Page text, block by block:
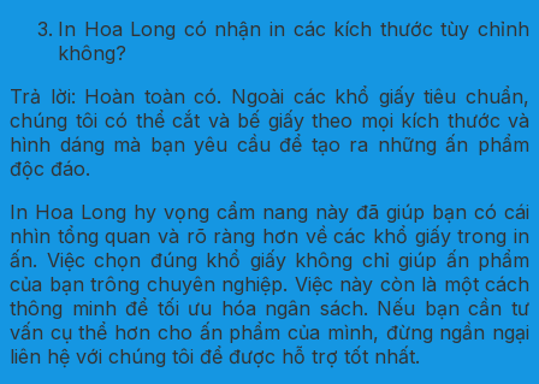
In Hoa Long có nhận in các kích thước tùy chỉnh
không?
Trả lời: Hoàn toàn có. Ngoài các khổ giấy tiêu chuẩn,
chúng tôi có thể cắt và bế giấy theo mọi kích thước và
hình dáng mà bạn yêu cầu để tạo ra những ấn phẩm
độc đáo.
In Hoa Long hy vọng cẩm nang này đã giúp bạn có cái
nhìn tổng quan và rõ ràng hơn về các khổ giấy trong in
ấn. Việc chọn đúng khổ giấy không chỉ giúp ấn phẩm
của bạn trông chuyên nghiệp. Việc này còn là một cách
thông minh để tối ưu hóa ngân sách. Nếu bạn cần tư
vấn cụ thể hơn cho ấn phẩm của mình, đừng ngần ngại
liên hệ với chúng tôi để được hỗ trợ tốt nhất.